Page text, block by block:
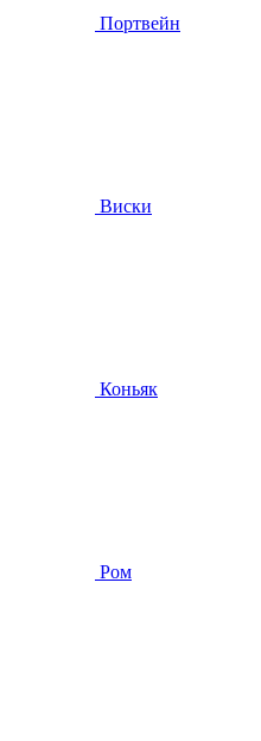
Портвейн
Виски
Коньяк
Ром